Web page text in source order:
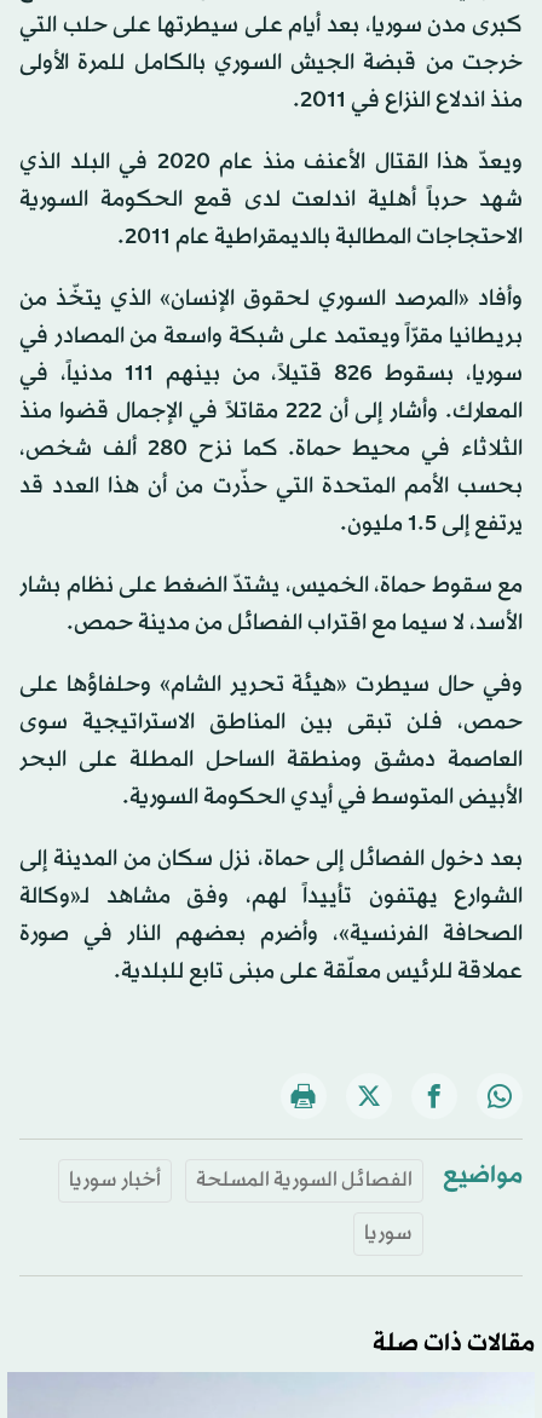
كبرى مدن سوريا، بعد أيام على سيطرتها على حلب التي
خرجت من قبضة الجيش السوري بالكامل للمرة الأولى
منذ اندلاع النزاع في 2011.
ويعدّ هذا القتال الأعنف منذ عام 2020 في البلد الذي
شهد حرباً أهلية اندلعت لدى قمع الحكومة السورية
الاحتجاجات المطالبة بالديمقراطية عام 2011.
وأفاد «المرصد السوري لحقوق الإنسان» الذي يتخّذ من
بريطانيا مقرّاً ويعتمد على شبكة واسعة من المصادر في
سوريا، بسقوط 826 قتيلاً، من بينهم 111 مدنياً، في
المعارك. وأشار إلى أن 222 مقاتلاً في الإجمال قضوا منذ
الثلاثاء في محيط حماة. كما نزح 280 ألف شخص،
بحسب الأمم المتحدة التي حذّرت من أن هذا العدد قد
يرتفع إلى 1.5 مليون.
مع سقوط حماة، الخميس، يشتدّ الضغط على نظام بشار
الأسد، لا سيما مع اقتراب الفصائل من مدينة حمص.
وفي حال سيطرت «هيئة تحرير الشام» وحلفاؤها على
حمص، فلن تبقى بين المناطق الاستراتيجية سوى
العاصمة دمشق ومنطقة الساحل المطلة على البحر
الأبيض المتوسط في أيدي الحكومة السورية.
بعد دخول الفصائل إلى حماة، نزل سكان من المدينة إلى
الشوارع يهتفون تأييداً لهم، وفق مشاهد لـ«وكالة
الصحافة الفرنسية»، وأضرم بعضهم النار في صورة
عملاقة للرئيس معلّقة على مبنى تابع للبلدية.
مواضيع الفصائل السورية المسلحة
أخبار سوريا
سوريا
مقالات ذات صلة